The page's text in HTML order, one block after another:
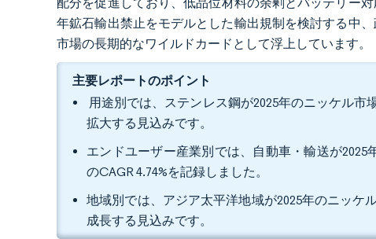
年鉱石輸出禁止をモデルとした輸出規制を検討する中
市場の長期的なワイルドカードとして浮上しています。
主要レポートのポイント
用途別では、ステンレス鋼が2025年のニッケル市
拡大する見込みです。
エンドユーザー産業別では、自動車・輸送が2025
のCAGR 4.74%を記録しました。
地域別では、アジア太平洋地域が2025年のニッケ
成長する見込みです。